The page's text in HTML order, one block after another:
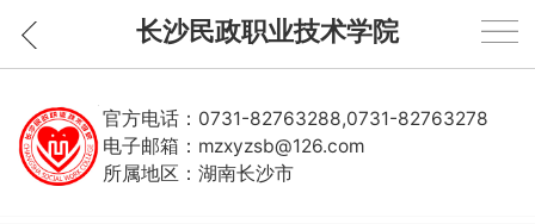
长沙民政职业技术学院
官方电话： 0731-82763288,0731-82763278
电子邮箱： mzxyzsb@126.com
所属地区： 湖南长沙市